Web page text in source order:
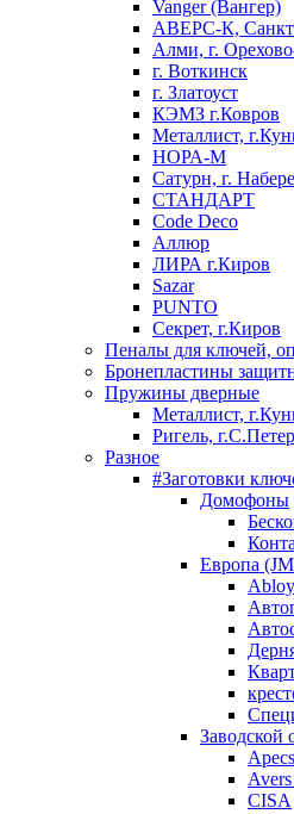
Vanger (Вангер)
АВЕРС-К,
Алми, г.
г. Воткинск
г. Златоуст
КЭМЗ г.Ковров
Металлист,
НОРА-М
Сатурн, г.
СТАНДАРТ
Code Deco
Аллюр
ЛИРА г.Киров
Sazar
PUNTO
Секрет, г.Киров
Пеналы для ключей,
Бронепластины
Пружины дверные
Металлист,
Ригель,
Разное
#Заготовки
Домофоны
Европа
Abloy
Заводской
Apecs
CISA